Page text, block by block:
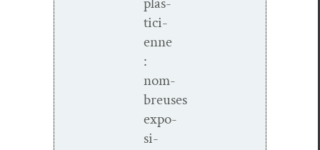
ti­ci­
enne
:
nom­
breuses
expo­
si­